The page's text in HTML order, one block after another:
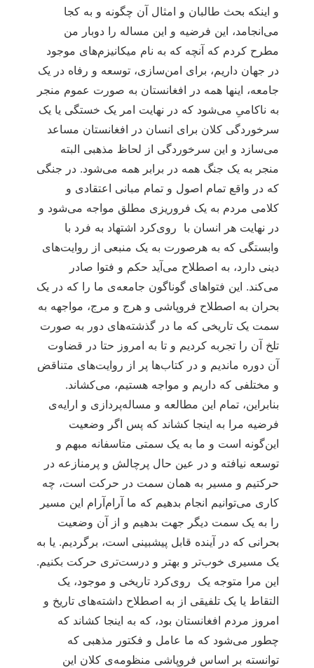
و اینکه بحث طالبان و امثال آن چگونه و به کجا
می‌انجامد، این فرضیه و این مساله را دوبار من
مطرح کردم که آنچه که به نام میکانیزم‌های موجود
در جهان داریم، برای امن‌سازی، توسعه و رفاه در یک
جامعه، اینها همه در افغانستان به صورت عموم منجر
به ناکامیِ می‌شود که در نهایت امر یک خستگی یا یک
سرخوردگی کلان برای انسان در افغانستان مساعد
می‌سازد و این سرخوردگی از لحاظ مذهبی البته
منجر به یک جنگ همه در برابر همه می‌شود. در جنگی
که در واقع تمام اصول و تمام مبانی اعتقادی و
کلامی مردم به یک فروریزی مطلق مواجه می‌شود و
در نهایت هر انسان با روی‌کرد اشتهاد به فرد با
وابستگی که به هرصورت به یک منبعی از روایت‌های
دینی دارد، به اصطلاح می‌آید حکم و فتوا صادر
می‌کند. این فتواهای گوناگون جامعه‌ی ما را که در یک
بحران به اصطلاح فروپاشی و هرج و مرج، مواجهه به
سمت یک تاریخی که ما در گذشته‌های دور به صورت
تلخ آن را تجربه کردیم و تا به امروز حتا در قضاوت
آن دوره ماندیم و در کتاب‌ها پر از روایت‌های متناقض
و مختلفی که داریم و مواجه هستیم، می‌کشاند.
بنابراین، تمام این مطالعه و مساله‌پردازی و ارایه‌ی
فرضیه مرا به اینجا کشاند که پس اگر وضعیت
این‌گونه است و ما به یک سمتی متاسفانه مبهم و
توسعه نیافته و در عین حال پرچالش و پرمنازعه در
حرکتیم و مسیر به همان سمت در حرکت است، چه
کاری می‌توانیم انجام بدهیم که ما آرام‌آرام این مسیر
را به یک سمت دیگر جهت بدهیم و از آن وضعیت
بحرانی که در آینده قابل پیش‎بینی است، برگردیم. یا به
یک مسیری خوب‌تر و بهتر و درست‌تری حرکت بکنیم.
این مرا متوجه یک روی‌کرد تاریخی و موجود، یک
التقاط یا یک تلفیقی از به اصطلاح داشته‌های تاریخ و
امروز مردم افغانستان بود، که به اینجا کشاند که
چطور می‌شود که ما عامل و فکتور مذهبی که
توانسته بر اساس فروپاشی منظومه‌ی کلان این